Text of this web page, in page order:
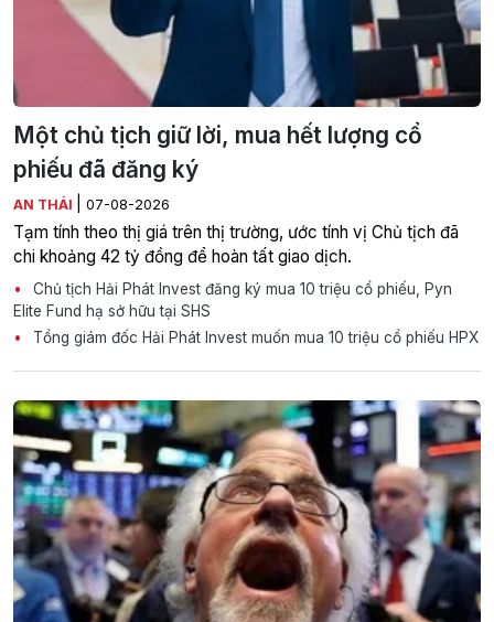
Một chủ tịch giữ lời, mua hết lượng cổ
phiếu đã đăng ký
AN THÁI 07-08-2026
Tạm tính theo thị giá trên thị trường, ước tính vị Chủ tịch đã
chi khoảng 42 tỷ đồng để hoàn tất giao dịch.
Chủ tịch Hải Phát Invest đăng ký mua 10 triệu cổ phiếu, Pyn
Elite Fund hạ sở hữu tại SHS
Tổng giám đốc Hải Phát Invest muốn mua 10 triệu cổ phiếu HPX